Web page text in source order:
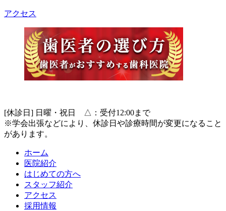
アクセス
[休診日] 日曜・祝日 △：受付12:00まで
※学会出張などにより、休診日や診療時間が変更になること
があります。
ホーム
医院紹介
はじめての方へ
スタッフ紹介
アクセス
採用情報